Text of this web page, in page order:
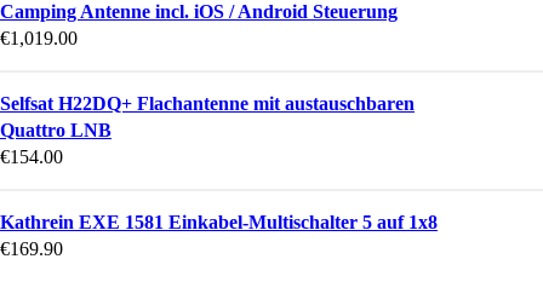
Camping Antenne incl. iOS / Android Steuerung
€1,019.00
Selfsat H22DQ+ Flachantenne mit austauschbaren
Quattro LNB
€154.00
Kathrein EXE 1581 Einkabel-Multischalter 5 auf 1x8
€169.90